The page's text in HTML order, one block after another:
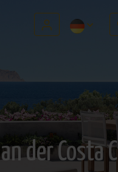
der Costa